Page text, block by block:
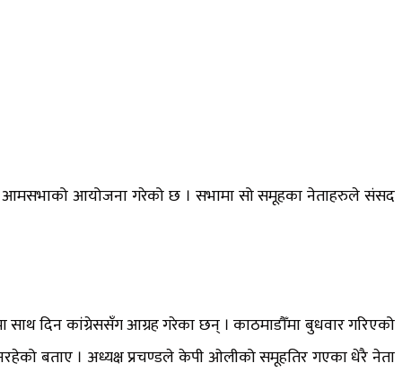
आमसभाको आयोजना गरेको छ । सभामा सो समूहका नेताहरुले संसद
साथ दिन कांग्रेससँग आग्रह गरेका छन् । काठमाडौँमा बुधवार गरिएको
बताए । अध्यक्ष प्रचण्डले केपी ओलीको समूहतिर गएका धेरै नेता